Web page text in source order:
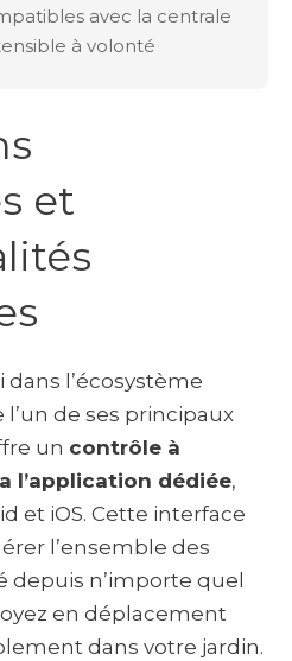
avec la centrale
à volonté
et
dans l’écosystème
de ses principaux
un contrôle à
l’application dédiée,
et iOS. Cette interface
l’ensemble des
depuis n’importe quel
en déplacement
dans votre jardin.